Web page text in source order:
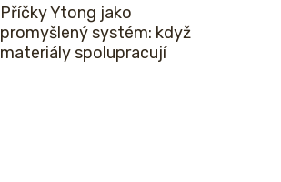
Příčky Ytong jako
promyšlený systém: když
materiály spolupracují